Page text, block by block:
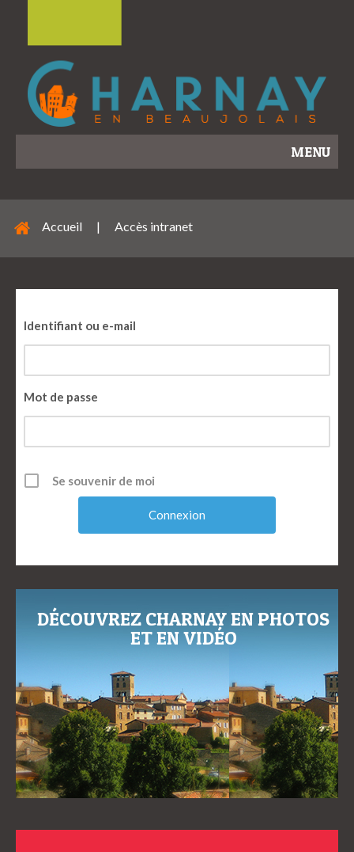
MENU
Accueil | Accès intranet
Identifiant ou e-mail
Mot de passe
Se souvenir de moi
DÉCOUVREZ CHARNAY EN PHOTOS
ET EN VIDÉO